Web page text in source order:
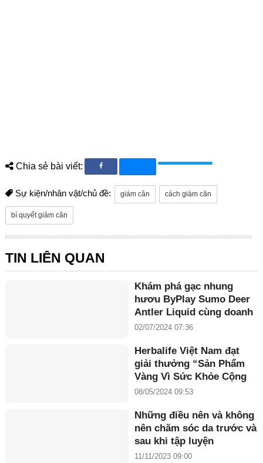
Chia sẻ bài viết:
Sự kiện/nhân vật/chủ đề: giám cân cách giảm cân
bí quyết giảm cân
TIN LIÊN QUAN
Khám phá gạc nhung
hươu ByPlay Sumo Deer
Antler Liquid cùng doanh
nhân Maria Tuyền
02/07/2024 07:36
Herbalife Việt Nam đạt
giải thưởng “Sản Phẩm
Vàng Vì Sức Khỏe Cộng
Đồng năm 2024”
08/05/2024 09:53
Những điều nên và không
nên chăm sóc da trước và
sau khi tập luyện
11/11/2023 09:00